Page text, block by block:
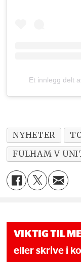
Et innlegg delt
NYHETER
FULHAM V
VIKTIG TIL
eller skrive i